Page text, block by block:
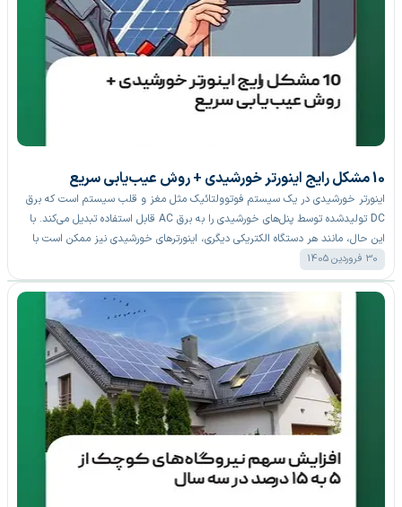
10 مشکل رایج اینورتر خورشیدی + روش عیب‌یابی سریع
اینورتر خورشیدی در یک سیستم فوتوولتائیک مثل مغز و قلب سیستم است که برق
DC تولیدشده توسط پنل‌های خورشیدی را به برق AC قابل استفاده تبدیل می‌کند. با
این حال، مانند هر دستگاه الکتریکی دیگری، اینورترهای خورشیدی نیز ممکن است با
مشکلات فنی مواجه شوند که عملکرد آن را تحت تأثیر قرار دهد.
30 فروردین 1405